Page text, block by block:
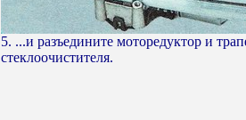
5. ...и разъедините моторедуктор и
стеклоочистителя.